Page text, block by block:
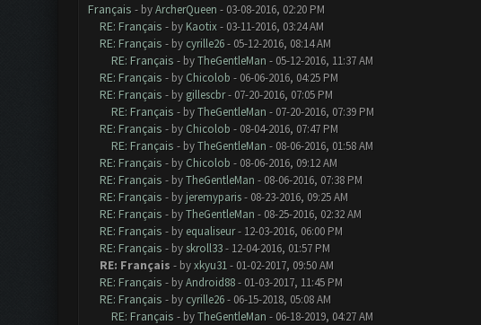
Français - byArcherQueen - 03-08-2016, 02:20 PM
RE: Français - by Kaotix- 03-11-2016, 03:24 AM
RE: Français - by cyrille26- 05-12-2016, 08:14 AM
RE: Français - byTheGentleMan - 05-12-2016, 11:37 AM
RE: Français - by Chicolob - 06-06-2016, 04:25 PM
RE: Français - by gillescbr- 07-20-2016, 07:05 PM
RE: Français - byTheGentleMan - 07-20-2016, 07:39 PM
RE: Français - by Chicolob - 08-04-2016, 07:47 PM
RE: Français - byTheGentleMan - 08-06-2016, 01:58 AM
RE: Français - by Chicolob - 08-06-2016, 09:12 AM
RE: Français - byTheGentleMan - 08-06-2016, 07:38 PM
RE: Français - by jeremyparis- 08-23-2016, 09:25 AM
RE: Français - byTheGentleMan - 08-25-2016, 02:32 AM
RE: Français - by equaliseur- 12-03-2016, 06:00 PM
RE: Français - by skroll33- 12-04-2016, 01:57 PM
RE: Français - byxkyu31- 01-02-2017, 09:50 AM
RE: Français - byAndroid88- 01-03-2017, 11:45 PM
RE: Français - by cyrille26- 06-15-2018, 05:08 AM
RE: Français - byTheGentleMan - 06-18-2019, 04:27 AM